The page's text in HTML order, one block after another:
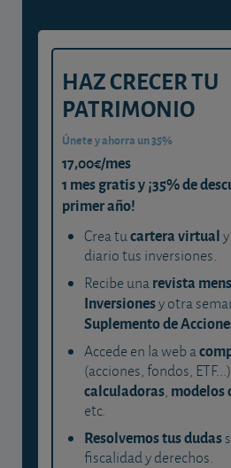
HAZ CRECER TU
PATRIMONIO
Únete y ahorra un 35%
17,00€/mes
1 mes gratis y ¡35% de
primer año!
Crea tucartera virtual
diario tus inversiones.
Recibe unarevista
Inversionesy otra
Suplemento de
Accede en la web a
(acciones, fondos,
calculadoras, modelos
etc.
Resolvemos tus dudas
fiscalidad y derechos.